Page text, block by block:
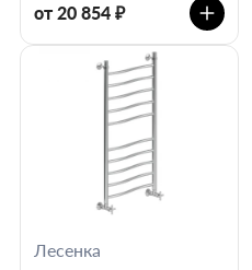
от 20 854 ₽
Лесенка